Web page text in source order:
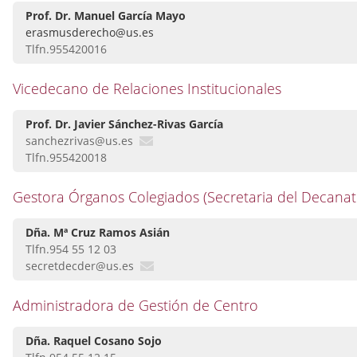
Prof. Dr. Manuel García Mayo
erasmusderecho@us.es
Tlfn.955420016
Vicedecano de Relaciones Institucionales
Prof. Dr. Javier Sánchez-Rivas García
sanchezrivas@us.es
Tlfn.955420018
Gestora Órganos Colegiados (Secretaria del
Dña. Mª Cruz Ramos Asián
Tlfn.954 55 12 03
secretdecder@us.es
Administradora de Gestión de Centro
Dña. Raquel Cosano Sojo